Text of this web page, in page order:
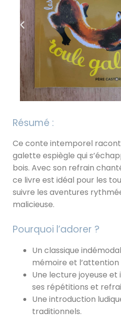
Résumé :
Ce conte intemporel
galette espiègle qui
bois. Avec son refrain
ce livre est idéal pour les
suivre les aventures
malicieuse.
Pourquoi l’adorer ?
Un classique
mémoire et l’attention
Une lecture joyeuse
ses répétitions et
Une introduction
traditionnels.